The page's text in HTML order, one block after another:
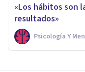
«Los hábitos son
resultados»
Psicología Y